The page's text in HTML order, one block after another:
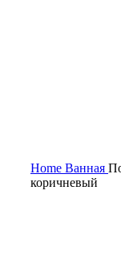
Home Ванная
коричневый